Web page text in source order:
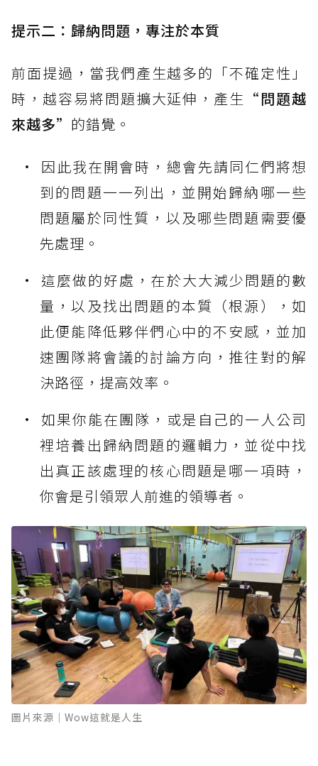
提示二：歸納問題，專注於本質
前面提過，當我們產生越多的「不確定性」
時，越容易將問題擴大延伸，產生 “問題越
來越多” 的錯覺。
因此我在開會時，總會先請同仁們將想
到的問題一一列出，並開始歸納哪一些
問題屬於同性質，以及哪些問題需要優
先處理。
這麼做的好處，在於大大減少問題的數
量，以及找出問題的本質（根源），如
此便能降低夥伴們心中的不安感，並加
速團隊將會議的討論方向，推往對的解
決路徑，提高效率。
如果你能在團隊，或是自己的一人公司
裡培養出歸納問題的邏輯力，並從中找
出真正該處理的核心問題是哪一項時，
你會是引領眾人前進的領導者。
圖片來源｜Wow這就是人生